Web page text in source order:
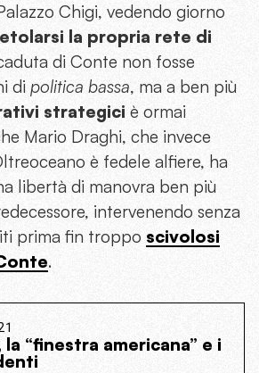
Chigi, vedendo giorno
la propria rete di
di Conte non fosse
di politica bassa, ma a ben più
strategici è ormai
Mario Draghi, che invece
è fedele alfiere, ha
libertà di manovra ben più
intervenendo senza
prima fin troppo scivolosi
.
“finestra americana” e i